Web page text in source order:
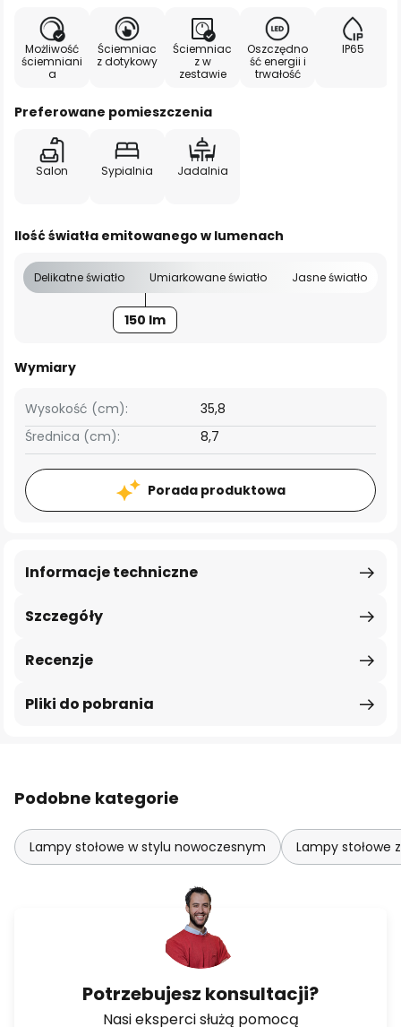
Możliwość
ściemniani
a
Ściemniac
z dotykowy
Ściemniac
z w
zestawie
Oszczędno
ść energii i
trwałość
IP65
Preferowane pomieszczenia
Salon Sypialnia Jadalnia
Ilość światła emitowanego w lumenach
Delikatne światło Umiarkowane światło Jasne światło
150 lm
Wymiary
Wysokość (cm):
35,8
Średnica (cm):
8,7
Porada produktowa
Szczegóły
Informacje techniczne
Recenzje
Pliki do pobrania
Podobne kategorie
Lampy stołowe w stylu nowoczesnym Lampy stołowe
Potrzebujesz konsultacji?
Nasi eksperci służą pomocą